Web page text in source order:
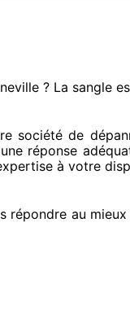
? La sangle
société de
une réponse
à votre
répondre au